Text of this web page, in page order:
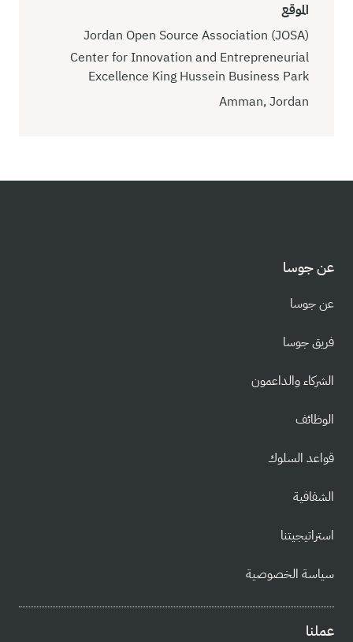
الموقع
Jordan Open Source Association (JOSA)
Center for Innovation and Entrepreneurial
Excellence King Hussein Business Park
Amman, Jordan
عن جوسا
عن جوسا
فريق جوسا
الشركاء والداعمون
الوظائف
قواعد السلوك
الشفافية
استراتيجيتنا
سياسة الخصوصية
عملنا